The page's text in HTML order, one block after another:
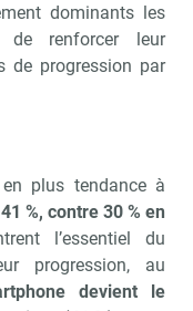
dominants les
de renforcer leur
de progres­sion par
plus tendance à
%, contre 30 % en
l’essentiel du
progression, au
devient le